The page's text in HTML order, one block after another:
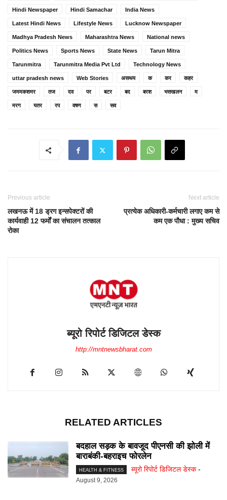
Hindi Newspaper Hindi Samachar India News
Latest Hindi News Lifestyle News Lucknow Newspaper
Madhya Pradesh News Maharashtra News National news
Politics News Sports News State News Tarun Mitra
Tarunmitra Tarunmitra Media Pvt Ltd Technology News
uttar pradesh news Web Stories असथय क कर कहर
जममकशमर तज दव पर बटर बद बरश भसखलन म
मरग यतर रप वषण स सव
Previous article
लखनऊ में 18 ड्रग इन्सपेक्टरों की
कार्यवाही 12 फर्मों का संचालन तत्काल
रोका
Next article
प्रत्येक अधिकारी-कर्मचारी लगाए कम से
कम एक पौधा : मुख्य सचिव
ब्यूरो रिपोर्ट डिजिटल डेस्क
http://mntnewsbharat.com
RELATED ARTICLES
बदहाल सड़क के बावजूद पीएनसी की झोली में
बाराबंकी-बहराइच फोरलेन
HEALTH & FITNESS ब्यूरो रिपोर्ट डिजिटल डेस्क -
August 9, 2026